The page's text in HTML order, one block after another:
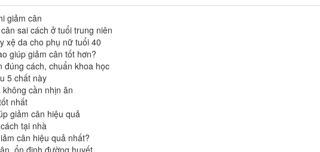
giảm cân
sai cách ở tuổi trung niên
xệ da cho phụ nữ tuổi 40
giúp giảm cân tốt hơn?
đúng cách, chuẩn khoa học
5 chất này
cần nhịn ăn
nhất
giảm cân hiệu quả
tại nhà
cân hiệu quả nhất?
ổn định đường huyết